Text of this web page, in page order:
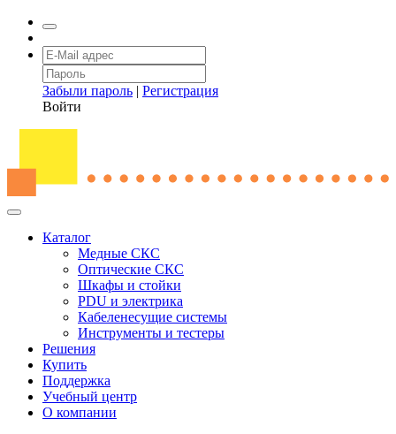
Забыли пароль | Регистрация
Войти
Каталог
Медные СКС
Оптические СКС
Шкафы и стойки
PDU и электрика
Кабеленесущие системы
Инструменты и тестеры
Решения
Купить
Поддержка
Учебный центр
О компании